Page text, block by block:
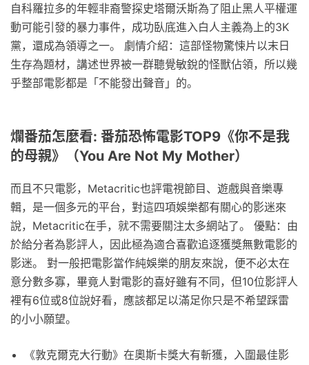
自科羅拉多的年輕非裔警探史塔爾沃斯為了阻止黑人平權運
動可能引發的暴力事件，成功臥底進入白人主義為上的3K
黨，還成為領導之一。 劇情介紹：這部怪物驚悚片以末日
生存為題材，講述世界被一群聽覺敏銳的怪獸佔領，所以幾
乎整部電影都是「不能發出聲音」的。
爛番茄怎麼看: 番茄恐怖電影TOP9《你不是我
的母親》（You Are Not My Mother）
而且不只電影，Metacritic也評電視節目、遊戲與音樂專
輯，是一個多元的平台，對這四項娛樂都有關心的影迷來
說，Metacritic在手，就不需要關注太多網站了。 優點：由
於給分者為影評人，因此極為適合喜歡追逐獲獎無數電影的
影迷。 對一般把電影當作純娛樂的朋友來說，便不必太在
意分數多寡，畢竟人對電影的喜好雖有不同，但10位影評人
裡有6位或8位說好看，應該都足以滿足你只是不希望踩雷
的小小願望。
《敦克爾克大行動》在奧斯卡獎大有斬獲，入圍最佳影